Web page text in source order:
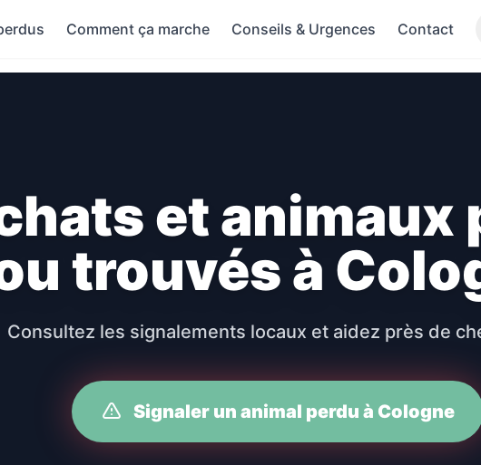
Comment ça marche Conseils & Urgences Contact
et animaux
trouvés à
Consultez les signalements locaux et aidez près de
Signaler un animal perdu à Cologne